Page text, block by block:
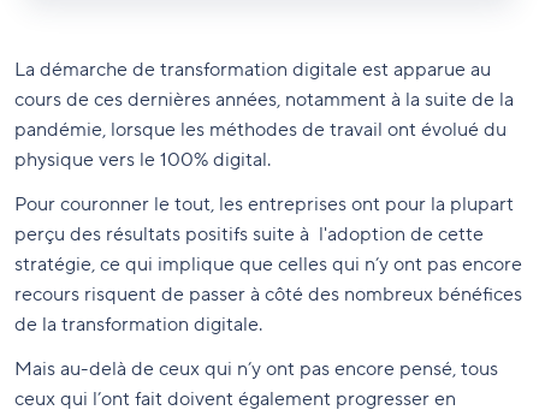
La démarche de transformation digitale est apparue au
cours de ces dernières années, notamment à la suite de la
pandémie, lorsque les méthodes de travail ont évolué du
physique vers le 100% digital.
Pour couronner le tout, les entreprises ont pour la plupart
perçu des résultats positifs suite à l'adoption de cette
stratégie, ce qui implique que celles qui n’y ont pas encore
recours risquent de passer à côté des nombreux bénéfices
de la transformation digitale.
Mais au-delà de ceux qui n’y ont pas encore pensé, tous
ceux qui l’ont fait doivent également progresser en